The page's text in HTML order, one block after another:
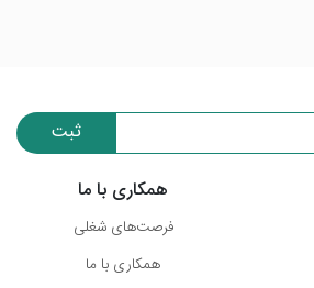
ثبت
همکاری با ما
فرصت‌های شغلی
همکاری با ما